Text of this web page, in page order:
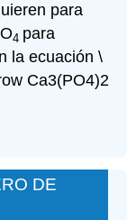
para
4 para
la ecuación \
Ca3(PO4)2
DE